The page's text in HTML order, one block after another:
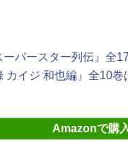
ーパースター列伝』全
カイジ 和也編』全10巻
Amazonで購